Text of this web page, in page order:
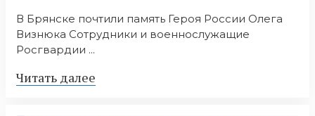
В Брянске почтили память Героя России Олега
Визнюка Сотрудники и военнослужащие
Росгвардии ...
Читать далее